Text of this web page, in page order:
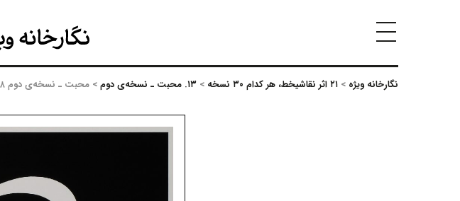
نگارخانه ویژه > ۲۱ اثر نقاشیخط، هر کدام ۳۰ نسخه > ۱۳. محبت ـ نسخه‌ی دوم > محبت ـ نسخه‌ی دوم ۱۸-۳۰